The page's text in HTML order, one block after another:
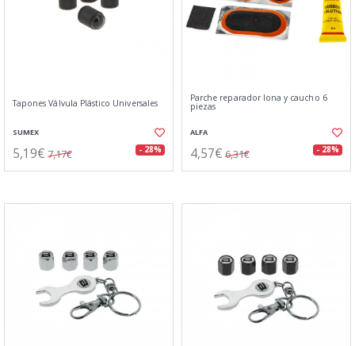
Tapones Válvula Plástico Universales
SUMEX
5,19€ 7,17€ - 28%
Parche reparador lona y caucho 6
piezas
ALFA
4,57€ 6,31€ - 28%